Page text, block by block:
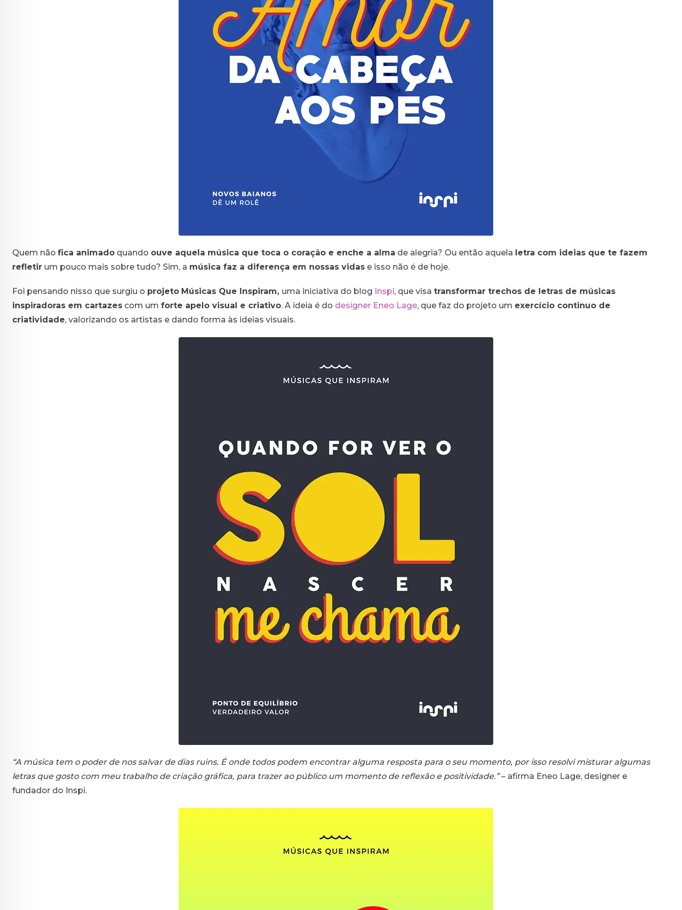
Quem não fica animado quando ouve aquela música que toca o coração e enche a alma de alegria? Ou então aquela letra com ideias que te fazem
refletir um pouco mais sobre tudo? Sim, a música faz a diferença em nossas vidas e isso não é de hoje.
Foi pensando nisso que surgiu o projeto Músicas Que Inspiram, uma iniciativa do blog Inspi, que visa transformar trechos de letras de músicas
inspiradoras em cartazes com um forte apelo visual e criativo. A ideia é do designer Eneo Lage, que faz do projeto um exercício continuo de
criatividade, valorizando os artistas e dando forma às ideias visuais.
“A música tem o poder de nos salvar de dias ruins. É onde todos podem encontrar alguma resposta para o seu momento, por isso resolvi misturar algumas
letras que gosto com meu trabalho de criação gráfica, para trazer ao público um momento de reflexão e positividade.”– afirma Eneo Lage, designer e
fundador do Inspi.